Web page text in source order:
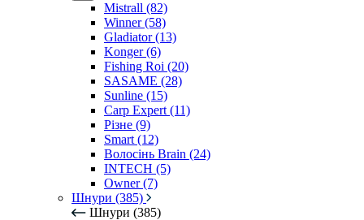
Mistrall (82)
Winner (58)
Gladiator (13)
Konger (6)
Fishing Roi (20)
SASAME (28)
Sunline (15)
Carp Expert (11)
Різне (9)
Smart (12)
Волосінь Brain (24)
INTECH (5)
Owner (7)
Шнури (385)
Шнури (385)